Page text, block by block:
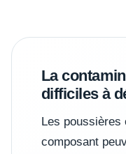
La
difficiles à
Les poussières
composant